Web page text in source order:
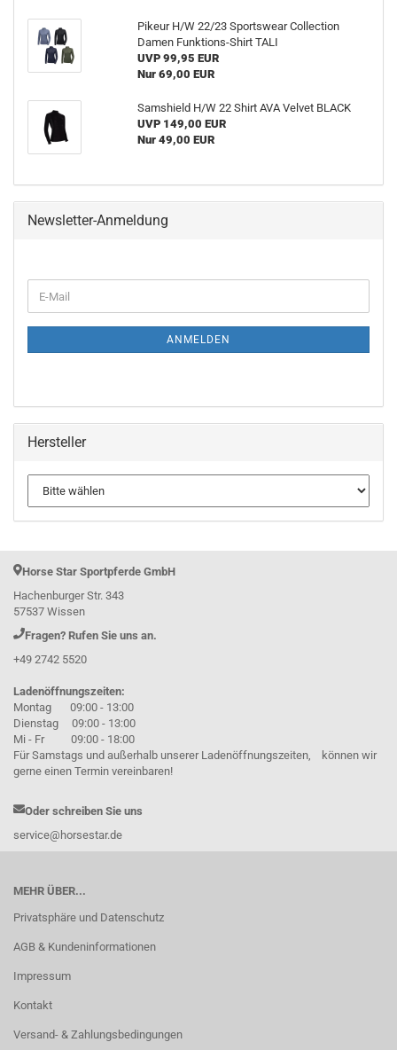
Pikeur H/W 22/23 Sportswear Collection
Damen Funktions-Shirt TALI
UVP 99,95 EUR
Nur 69,00 EUR
Samshield H/W 22 Shirt AVA Velvet BLACK
UVP 149,00 EUR
Nur 49,00 EUR
Newsletter-Anmeldung
ZUR
E-
Mail
ANMELDEN
Hersteller
Horse Star Sportpferde GmbH
Hachenburger Str. 343
57537 Wissen
Fragen? Rufen Sie uns an.
+49 2742 5520
Ladenöffnungszeiten:
Montag 09:00 - 13:00
Dienstag 09:00 - 13:00
Mi - Fr 09:00 - 18:00
Für Samstags und außerhalb unserer Ladenöffnungszeiten, können wir
gerne einen Termin vereinbaren!
Oder schreiben Sie uns
service@horsestar.de
MEHR ÜBER...
Privatsphäre und Datenschutz
AGB & Kundeninformationen
Impressum
Kontakt
Versand- & Zahlungsbedingungen